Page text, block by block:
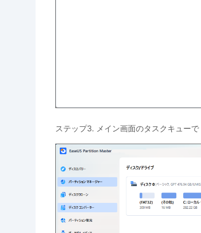
ステップ3. メイン画面のタスクキュー